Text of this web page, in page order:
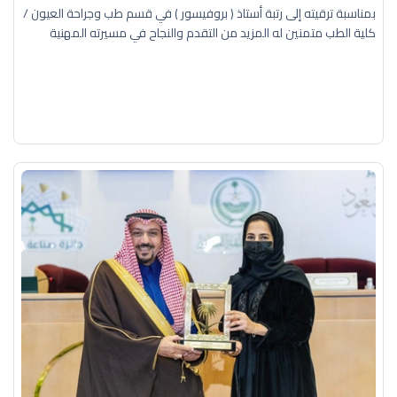
بمناسبة ترقيته إلى رتبة أستاذ ( بروفيسور ) في قسم طب وجراحة العيون /
كلية الطب متمنين له المزيد من التقدم والنجاح في مسيرته المهنية